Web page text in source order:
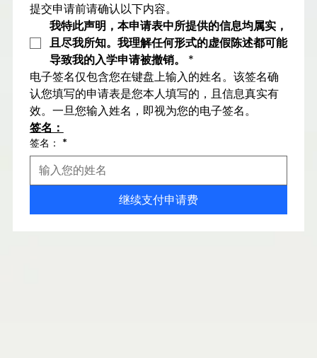
提交申请前请确认以下内容。
我特此声明，本申请表中所提供的信息均属实，
且尽我所知。我理解任何形式的虚假陈述都可能
导致我的入学申请被撤销。
*
电子签名仅包含您在键盘上输入的姓名。该签名确
认您填写的申请表是您本人填写的，且信息真实有
效。一旦您输入姓名，即视为您的电子签名。
签名：
签名： *
继续支付申请费